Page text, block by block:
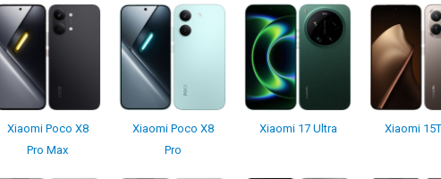
Xiaomi Poco X8
Pro Max
Xiaomi Poco X8
Pro
Xiaomi 17 Ultra Xiaomi